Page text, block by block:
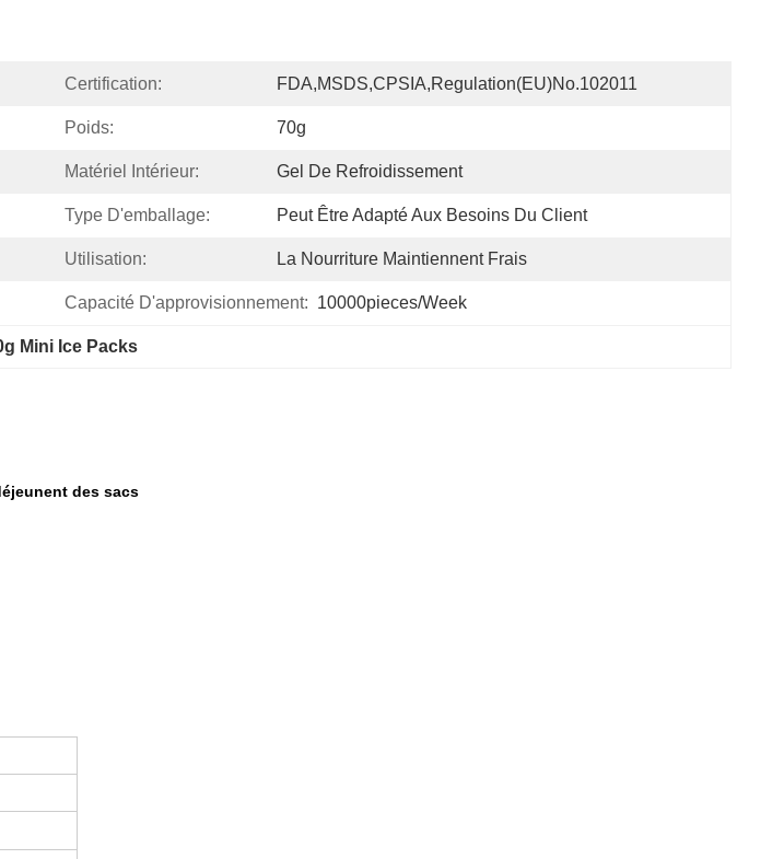
Certification: FDA,MSDS,CPSIA,Regulation(EU)no.102011
Poids: 70g
Matériel Intérieur: Gel De Refroidissement
Type D'emballage: Peut Être Adapté Aux Besoins Du Client
Utilisation: La Nourriture Maintiennent Frais
Capacité D'approvisionnement: 10000pieces/week
Mini Ice Packs
des sacs